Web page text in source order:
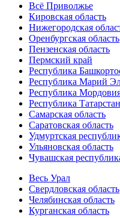
Всё Приволжье
Кировская область
Нижегородская
Оренбургская область
Пензенская область
Пермский край
Республика
Республика Марий
Республика
Республика Татарстан
Самарская область
Саратовская область
Удмуртская
Ульяновская область
Чувашская
Весь Урал
Свердловская область
Челябинская область
Курганская область